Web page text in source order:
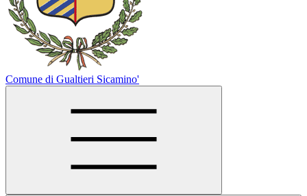
Comune di Gualtieri Sicamino'